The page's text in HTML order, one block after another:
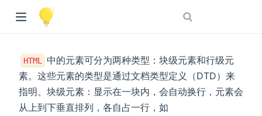
HTML
中的元素可分为两种类型：块级元素和行级元
素。这些元素的类型是通过文档类型定义（DTD）来
指明。块级元素：显示在一块内，会自动换行，元素会
从上到下垂直排列，各自占一行，如